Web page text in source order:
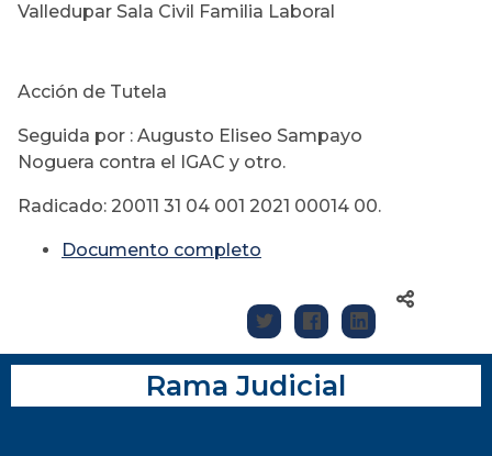
Valledupar Sala Civil Familia Laboral
Acción de Tutela
Seguida por : Augusto Eliseo Sampayo
Noguera contra el IGAC y otro.
Radicado: 20011 31 04 001 2021 00014 00.
Documento completo
Rama Judicial